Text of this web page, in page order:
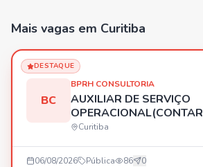
Mais vagas em Curitiba
DESTAQUE
BC
BPRH CONSULTORIA
AUXILIAR DE SERVIÇO
OPERACIONAL(CONTAR
ESTOQUES)
Curitiba
06/08/2026 Pública 86 0